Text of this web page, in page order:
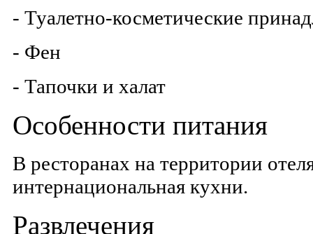
- Туалетно-косметические
- Фен
- Тапочки и халат
Особенности питания
В ресторанах на территории
интернациональная кухни.
Развлечения